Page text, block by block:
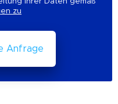
Ihrer Daten gemäß
zu